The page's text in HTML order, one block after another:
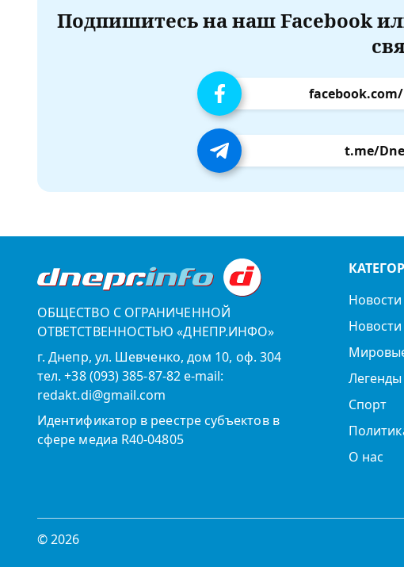
Подпишитесь на наш Facebook
t.me/
ОБЩЕСТВО С ОГРАНИЧЕННОЙ
ОТВЕТСТВЕННОСТЬЮ «ДНЕПР.ИНФО»
г. Днепр, ул. Шевченко, дом 10, оф. 304
тел. +38 (093) 385-87-82 e-mail:
redakt.di@gmail.com
Идентификатор в реестре субъектов в
сфере медиа R40-04805
Спорт
О нас
© 2026